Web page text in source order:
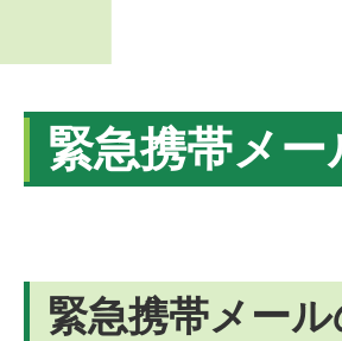
緊急携帯メ
緊急携帯メー